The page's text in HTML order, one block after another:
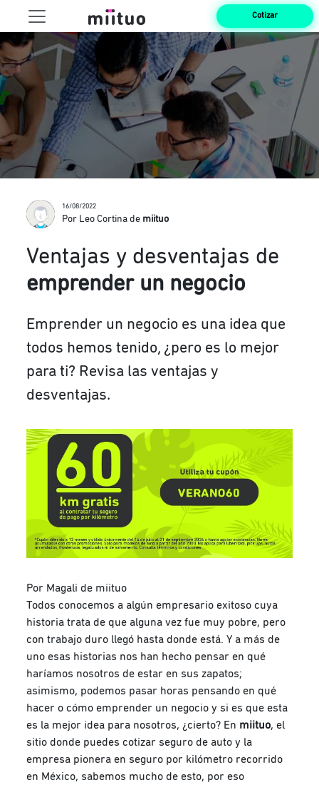
Cotizar
16/08/2022
Por Leo Cortina de miituo
Ventajas y desventajas de
emprender un negocio
Emprender un negocio es una idea que
todos hemos tenido, ¿pero es lo mejor
para ti? Revisa las ventajas y
desventajas.
Por Magali de miituo
Todos conocemos a algún empresario exitoso cuya
historia trata de que alguna vez fue muy pobre, pero
con trabajo duro llegó hasta donde está. Y a más de
uno esas historias nos han hecho pensar en qué
haríamos nosotros de estar en sus zapatos;
asimismo, podemos pasar horas pensando en qué
hacer o cómo emprender un negocio y si es que esta
es la mejor idea para nosotros, ¿cierto? En miituo, el
sitio donde puedes cotizar seguro de auto y la
empresa pionera en seguro por kilómetro recorrido
en México, sabemos mucho de esto, por eso